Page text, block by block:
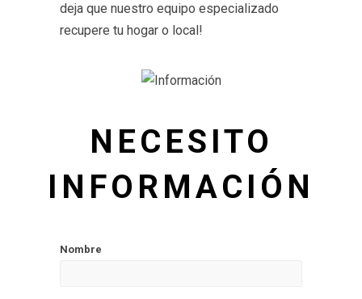
deja que nuestro equipo especializado
recupere tu hogar o local!
NECESITO
INFORMACIÓN
Nombre